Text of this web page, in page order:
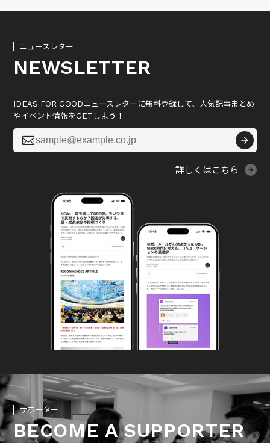
ニュースレター
NEWSLETTER
IDEAS FOR GOODニュースレターに無料登録して、人気記事まとめ
やイベント情報をGETしよう！

詳しくはこちら
サポーター
BECOME A SUPPORTER